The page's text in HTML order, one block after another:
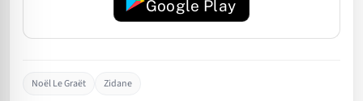
Google Play
Noël Le Graët Zidane